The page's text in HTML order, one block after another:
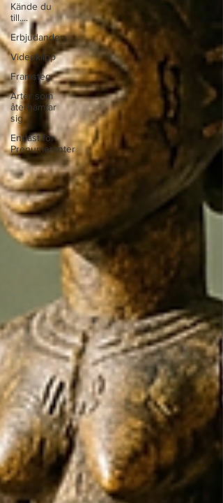
Kände du
till....
Erbjudanden
Videoklipp
Framsteg
Arter som
återhämtar
sig
Endast för
Prenumeranter